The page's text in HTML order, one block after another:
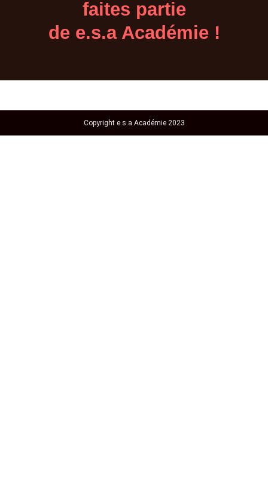
faites partie
de e.s.a Académie !
Copyright e.s.a Académie 2023